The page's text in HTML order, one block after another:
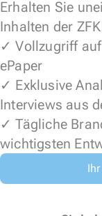
Erhalten Sie
Inhalten der
✓ Vollzugriff
ePaper
✓ Exklusive
Interviews aus
✓ Tägliche
wichtigsten